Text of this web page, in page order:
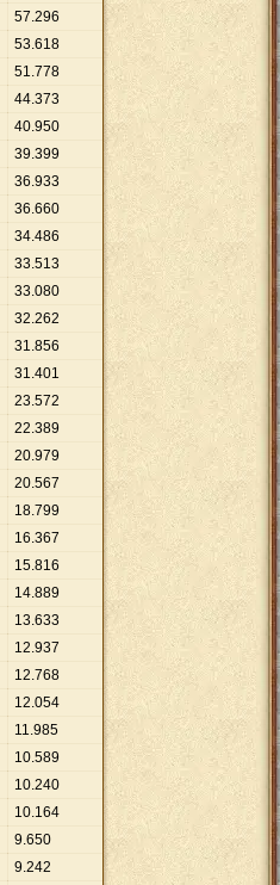
57.296
53.618
51.778
44.373
40.950
39.399
36.933
36.660
34.486
33.513
33.080
32.262
31.856
31.401
23.572
22.389
20.979
20.567
18.799
16.367
15.816
14.889
13.633
12.937
12.768
12.054
11.985
10.589
10.240
10.164
9.650
9.242